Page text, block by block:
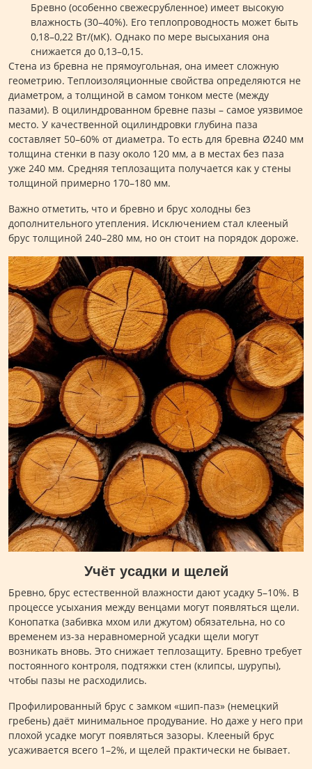
Бревно (особенно свежесрубленное) имеет высокую
влажность (30–40%). Его теплопроводность может быть
0,18–0,22 Вт/(мК). Однако по мере высыхания она
снижается до 0,13–0,15.
Стена из бревна не прямоугольная, она имеет сложную
геометрию. Теплоизоляционные свойства определяются не
диаметром, а толщиной в самом тонком месте (между
пазами). В оцилиндрованном бревне пазы – самое уязвимое
место. У качественной оцилиндровки глубина паза
составляет 50–60% от диаметра. То есть для бревна Ø240 мм
толщина стенки в пазу около 120 мм, а в местах без паза
уже 240 мм. Средняя теплозащита получается как у стены
толщиной примерно 170–180 мм.
Важно отметить, что и бревно и брус холодны без
дополнительного утепления. Исключением стал клееный
брус толщиной 240–280 мм, но он стоит на порядок дороже.
Учёт усадки и щелей
Бревно, брус естественной влажности дают усадку 5–10%. В
процессе усыхания между венцами могут появляться щели.
Конопатка (забивка мхом или джутом) обязательна, но со
временем из-за неравномерной усадки щели могут
возникать вновь. Это снижает теплозащиту. Бревно требует
постоянного контроля, подтяжки стен (клипсы, шурупы),
чтобы пазы не расходились.
Профилированный брус с замком «шип-паз» (немецкий
гребень) даёт минимальное продувание. Но даже у него при
плохой усадке могут появляться зазоры. Клееный брус
усаживается всего 1–2%, и щелей практически не бывает.